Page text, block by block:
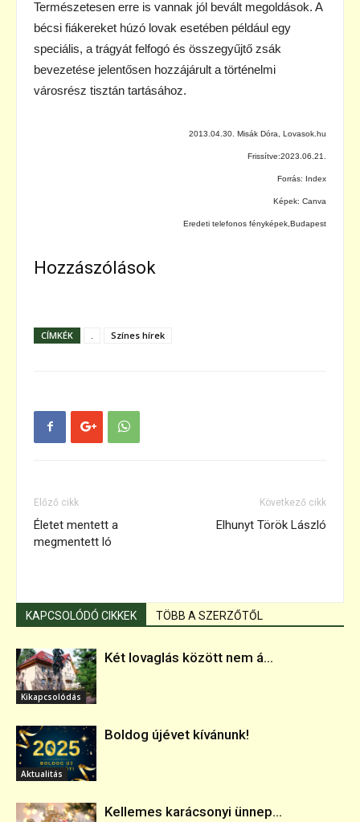
Természetesen erre is vannak jól bevált megoldások. A
bécsi fiákereket húzó lovak esetében például egy
speciális, a trágyát felfogó és összegyűjtő zsák
bevezetése jelentősen hozzájárult a történelmi
városrész tisztán tartásához.
2013.04.30. Misák Dóra, Lovasok.hu
Frissítve:2023.06.21.
Forrás: Index
Képek: Canva
Eredeti telefonos fényképek,Budapest
Hozzászólások
CÍMKÉK Színes hírek
Előző cikk
Életet mentett a
megmentett ló
Következő cikk
Elhunyt Török László
KAPCSOLÓDÓ CIKKEK TÖBB A SZERZŐTŐL
Kikapcsolódás
Két lovaglás között nem á...
Aktualitás
Boldog újévet kívánunk!
Kellemes karácsonyi ünnep...